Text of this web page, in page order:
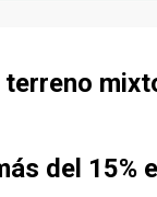
del 15%